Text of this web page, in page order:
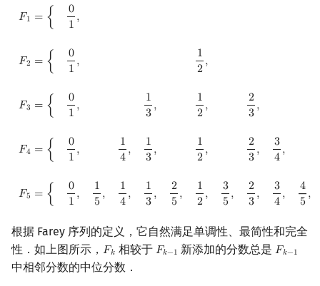
𝐹1 = {
0
1 ,
𝐹2 = {
0
1 ,
1
2,
𝐹3 = {
0
1 ,
1
3,
1
2,
2
3,
𝐹4 = {
0
1 ,
1
4,
1
3,
1
2,
2
3,
3
4,
𝐹5 = {
0
1 ,
1
5,
1
4,
1
3,
2
5,
1
2,
3
5,
2
3,
3
4,
4
5,
1= 1 2=
根据 Farey 序列的定义，它自然满足单调性、最简性和完全
性．如上图所示， 𝐹𝑘
Fk 相较于 𝐹𝑘−1
Fk−1 新添加的分数总是𝐹𝑘−1
Fk−1
中相邻分数的中位分数．